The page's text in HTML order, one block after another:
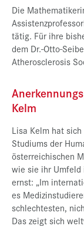
Die
tätig. Für ihre
dem Dr.-Otto-
Atherosclerosis
Kelm
Lisa Kelm hat
Studiums der
österreichischen
wie sie ihr
ernst: „Im
es
schlechtesten,
Das zeigt sich